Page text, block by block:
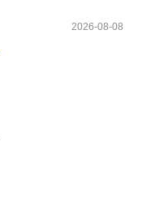
2026-08-08